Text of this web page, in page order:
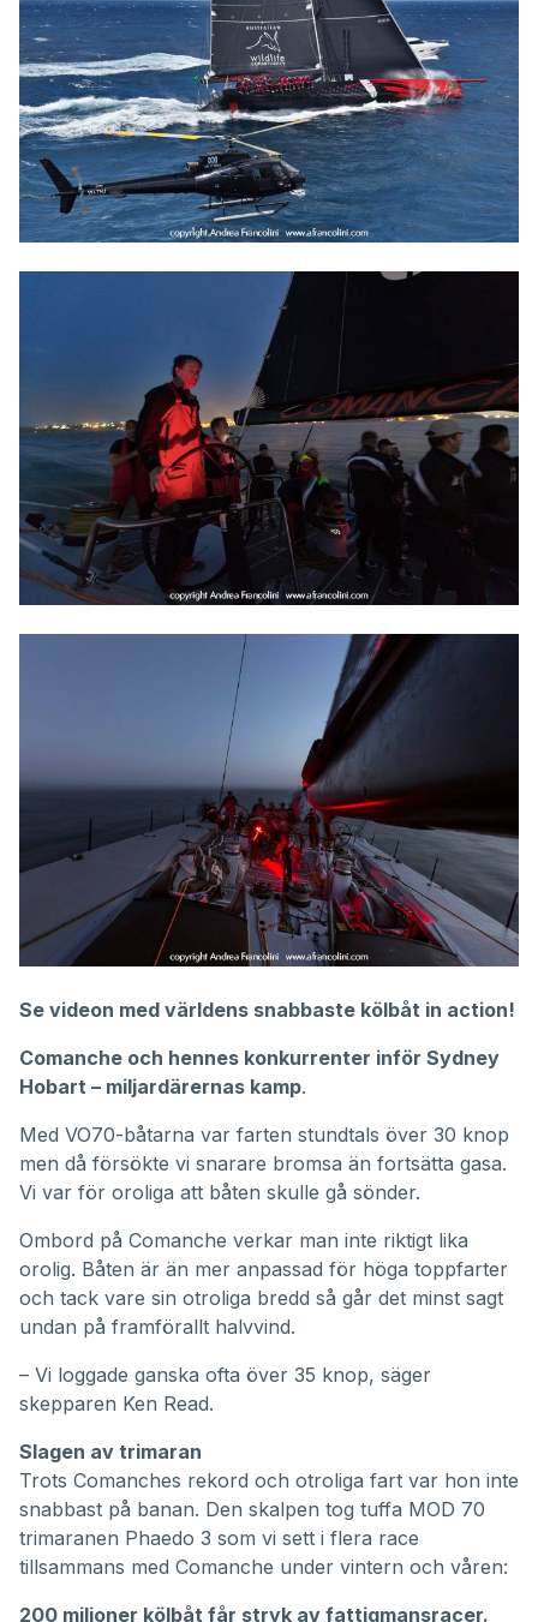
Se videon med världens snabbaste kölbåt in action!
Comanche och hennes konkurrenter inför Sydney
Hobart – miljardärernas kamp.
Med VO70-båtarna var farten stundtals över 30 knop
men då försökte vi snarare bromsa än fortsätta gasa.
Vi var för oroliga att båten skulle gå sönder.
Ombord på Comanche verkar man inte riktigt lika
orolig. Båten är än mer anpassad för höga toppfarter
och tack vare sin otroliga bredd så går det minst sagt
undan på framförallt halvvind.
– Vi loggade ganska ofta över 35 knop, säger
skepparen Ken Read.
Slagen av trimaran
Trots Comanches rekord och otroliga fart var hon inte
snabbast på banan. Den skalpen tog tuffa MOD 70
trimaranen Phaedo 3 som vi sett i flera race
tillsammans med Comanche under vintern och våren:
200 miljoner kölbåt får stryk av fattigmansracer.